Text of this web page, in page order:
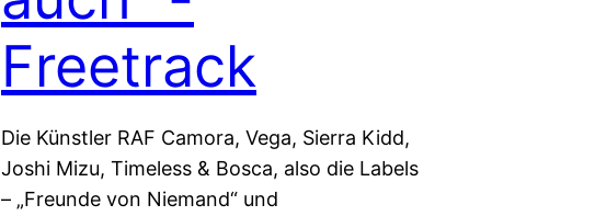
Freetrack
Die Künstler RAF Camora, Vega, Sierra Kidd,
Joshi Mizu, Timeless & Bosca, also die Labels
– „Freunde von Niemand“ und